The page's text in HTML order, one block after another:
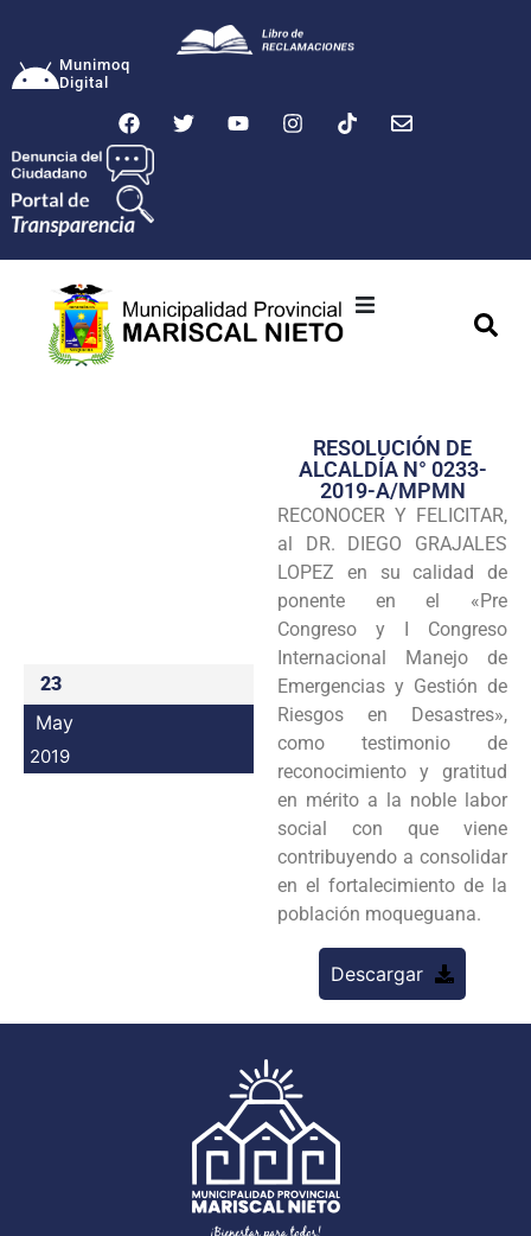
Munimoq
Digital
Transparencia
Seguridad
Programas
Intranet
23
May
2019
RESOLUCIÓN DE
ALCALDÍA N° 0233-
2019-A/MPMN
RECONOCER Y FELICITAR,
al DR. DIEGO GRAJALES
LOPEZ en su calidad de
ponente en el «Pre
Congreso y I Congreso
Internacional Manejo de
Emergencias y Gestión de
Riesgos en Desastres»,
como testimonio de
reconocimiento y gratitud
en mérito a la noble labor
social con que viene
contribuyendo a consolidar
en el fortalecimiento de la
población moqueguana.
Descargar